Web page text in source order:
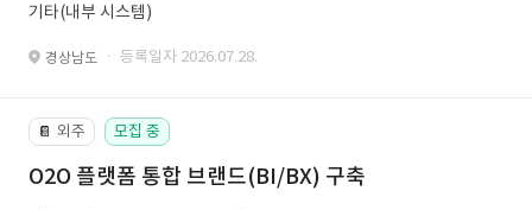
기타(내부 시스템)
경상남도 · 등록일자 2026.07.28.
📔 외주 모집 중
O2O 플랫폼 통합 브랜드(BI/BX) 구축